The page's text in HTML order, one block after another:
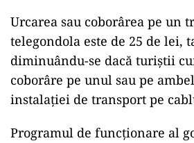
Urcarea sau coborârea pe un
telegondola este de 25 de lei,
diminuându-se dacă turiştii
coborâre pe unul sau pe
instalaţiei de transport pe
Programul de funcţionare al